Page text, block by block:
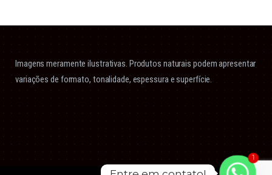
Imagens meramente ilustrativas. Produtos naturais podem apresentar
variações de formato, tonalidade, espessura e superfície.
1